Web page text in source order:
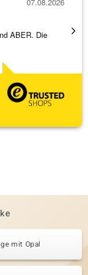
ABER. Die
Die
mit Opal